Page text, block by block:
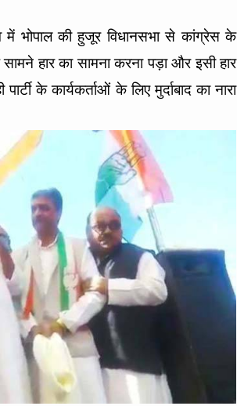
में भोपाल की हुजूर विधानसभा से कांग्रेस के
हार का सामना करना पड़ा और इसी हार
के कार्यकर्ताओं के लिए मुर्दाबाद का नारा